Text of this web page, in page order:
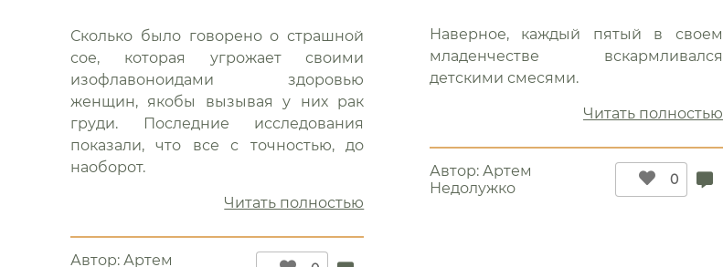
Сколько было говорено о страшной
сое, которая угрожает своими
изофлавоноидами здоровью
женщин, якобы вызывая у них рак
груди. Последние исследования
показали, что все с точностью, до
наоборот.
Читать полностью
Автор: Артем
Наверное, каждый пятый в своем
младенчестве вскармливался
детскими смесями.
Читать полностью
Автор: Артем
Недолужко
0